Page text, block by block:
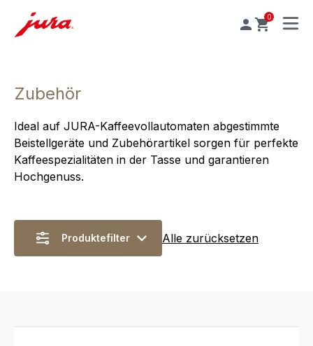
0
MENU
Zubehör
Ideal auf JURA-Kaffeevollautomaten abgestimmte
Beistellgeräte und Zubehörartikel sorgen für perfekte
Kaffeespezialitäten in der Tasse und garantieren
Hochgenuss.
Produktefilter Alle zurücksetzen